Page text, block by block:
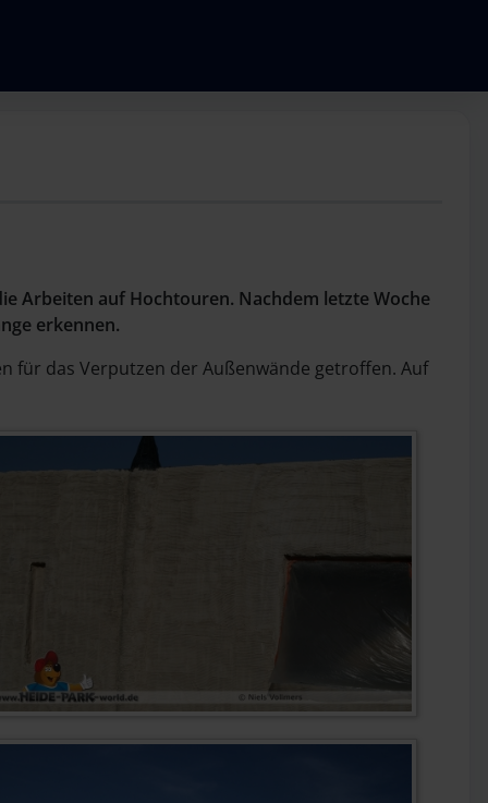
Arbeiten auf Hochtouren. Nachdem letzte Woche
erkennen.
für das Verputzen der Außenwände getroffen. Auf